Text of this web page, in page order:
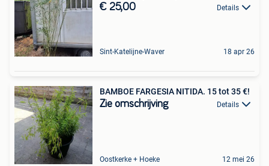
€ 25,00 Details
Sint-Katelijne-Waver 18 apr 26
BAMBOE FARGESIA NITIDA. 15 tot 35 €!
Zie omschrijving Details
Oostkerke + Hoeke 12 mei 26